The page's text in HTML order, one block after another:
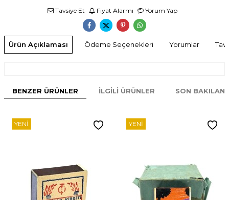
Tavsiye Et Fiyat Alarmı Yorum Yap
Ürün Açıklaması Ödeme Seçenekleri Yorumlar
BENZER ÜRÜNLER İLGILI ÜRÜNLER SON
YENI YENI